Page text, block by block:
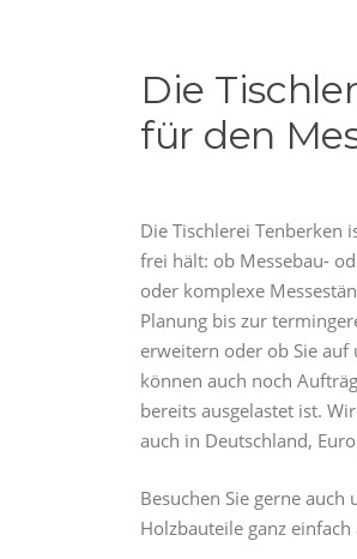
Die
für den
Die Tischlerei Tenberken
frei hält: ob Messebau-
oder komplexe
Planung bis zur
erweitern oder ob Sie
können auch noch
bereits ausgelastet ist.
auch in Deutschland,
Besuchen Sie gerne
Holzbauteile ganz